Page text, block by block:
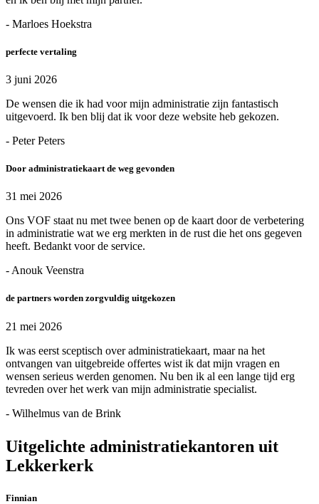
- Marloes Hoekstra
perfecte vertaling
3 juni 2026
De wensen die ik had voor mijn administratie zijn fantastisch
uitgevoerd. Ik ben blij dat ik voor deze website heb gekozen.
- Peter Peters
Door administratiekaart de weg gevonden
31 mei 2026
Ons VOF staat nu met twee benen op de kaart door de verbetering
in administratie wat we erg merkten in de rust die het ons gegeven
heeft. Bedankt voor de service.
- Anouk Veenstra
de partners worden zorgvuldig uitgekozen
21 mei 2026
Ik was eerst sceptisch over administratiekaart, maar na het
ontvangen van uitgebreide offertes wist ik dat mijn vragen en
wensen serieus werden genomen. Nu ben ik al een lange tijd erg
tevreden over het werk van mijn administratie specialist.
- Wilhelmus van de Brink
Uitgelichte administratiekantoren uit
Lekkerkerk
Finnian